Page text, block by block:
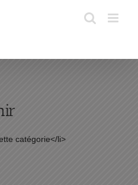
catégorie</li>